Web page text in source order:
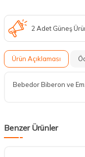
2 Adet Güneş
Ürün Açıklaması
Bebedor Biberon ve
Benzer Ürünler